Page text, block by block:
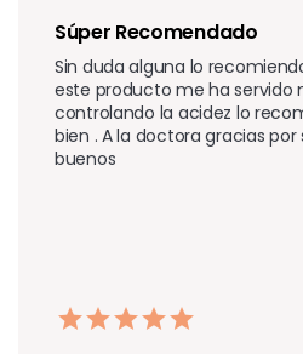
Súper Recomendado
Sin duda alguna lo
este producto me ha servido
controlando la acidez lo
bien . A la doctora gracias
buenos